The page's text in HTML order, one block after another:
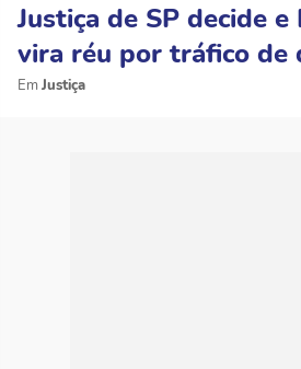
Justiça de SP decide
vira réu por tráfico de
Justiça